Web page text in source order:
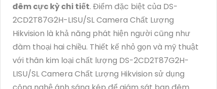
đêm cực kỳ chi tiết. Điểm đặc biệt của DS-
2CD2T87G2H-LISU/SL Camera Chất Lượng
Hikvision là khả năng phát hiện người cũng như
đàm thoại hai chiều. Thiết kế nhỏ gọn và mỹ thuật
với thân kim loại chất lượng DS-2CD2T87G2H-
LISU/SL Camera Chất Lượng Hikvision sử dụng